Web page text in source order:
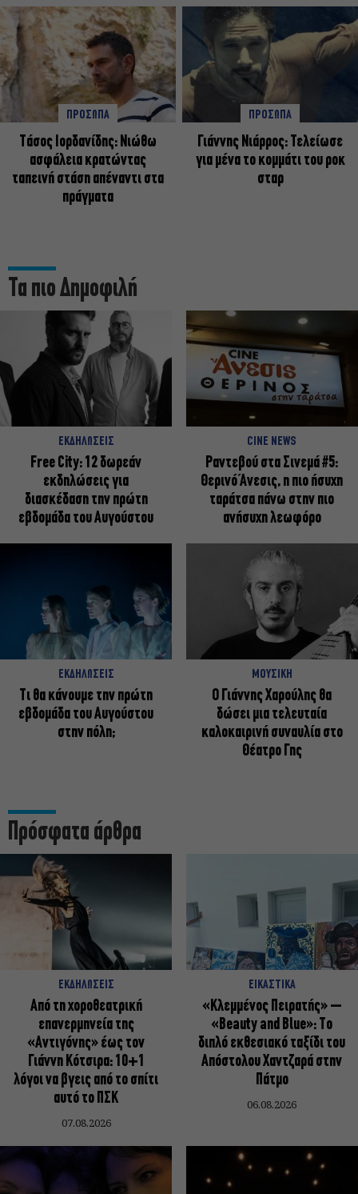
ΠΡΟΣΩΠΑ
Tάσος Ιορδανίδης: Νιώθω
ασφάλεια κρατώντας
ταπεινή στάση απέναντι στα
πράγματα
ΠΡΟΣΩΠΑ
Γιάννης Νιάρρος: Τελείωσε
για μένα το κομμάτι του ροκ
σταρ
Τα πιο Δημοφιλή
ΕΚΔΗΛΩΣΕΙΣ
Free City: 12 δωρεάν
εκδηλώσεις για
διασκέδαση την πρώτη
εβδομάδα του Αυγούστου
CINE NEWS
Ραντεβού στα Σινεμά #5:
Θερινό Άνεσις, η πιο ήσυχη
ταράτσα πάνω στην πιο
ανήσυχη λεωφόρο
ΕΚΔΗΛΩΣΕΙΣ
Τι θα κάνουμε την πρώτη
εβδομάδα του Αυγούστου
στην πόλη;
ΜΟΥΣΙΚΗ
Ο Γιάννης Χαρούλης θα
δώσει μια τελευταία
καλοκαιρινή συναυλία στο
Θέατρο Γης
Πρόσφατα άρθρα
ΕΚΔΗΛΩΣΕΙΣ
Από τη χοροθεατρική
επανερμηνεία της
«Αντιγόνης» έως τον
Γιάννη Κότσιρα: 10+1
λόγοι να βγεις από το σπίτι
αυτό το ΠΣΚ
07.08.2026
ΕΙΚΑΣΤΙΚΑ
«Κλεμμένος Πειρατής» –
«Beauty and Blue»: Το
διπλό εκθεσιακό ταξίδι του
Απόστολου Χαντζαρά στην
Πάτμο
06.08.2026